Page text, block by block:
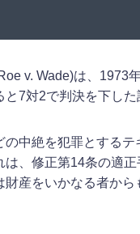
v. Wade)は、1973
7対2で判決を下した
の中絶を犯罪とする
は、修正第14条の適
財産をいかなる者か